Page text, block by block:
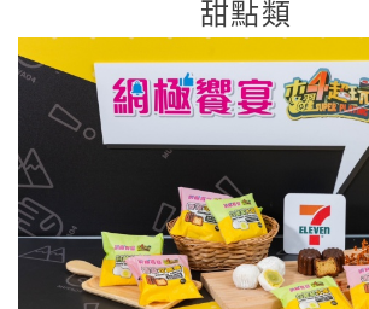
甜點類